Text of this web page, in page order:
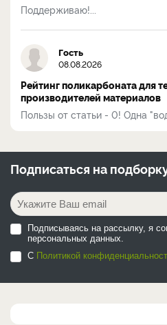
Поддерживаю!...
Гость
08.08.2026
Рейтинг поликарбоната для
производителей материалов
Пользы от статьи - 0! Одна
Подписаться на
Подписываясь на рассылку, я
персональных данных.
С Политикой